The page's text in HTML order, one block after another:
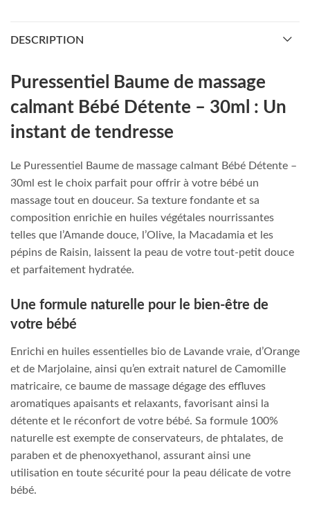
DESCRIPTION
Puressentiel Baume de massage
calmant Bébé Détente – 30ml : Un
instant de tendresse
Le Puressentiel Baume de massage calmant Bébé Détente –
30ml est le choix parfait pour offrir à votre bébé un
massage tout en douceur. Sa texture fondante et sa
composition enrichie en huiles végétales nourrissantes
telles que l’Amande douce, l’Olive, la Macadamia et les
pépins de Raisin, laissent la peau de votre tout-petit douce
et parfaitement hydratée.
Une formule naturelle pour le bien-être de
votre bébé
Enrichi en huiles essentielles bio de Lavande vraie, d’Orange
et de Marjolaine, ainsi qu’en extrait naturel de Camomille
matricaire, ce baume de massage dégage des effluves
aromatiques apaisants et relaxants, favorisant ainsi la
détente et le réconfort de votre bébé. Sa formule 100%
naturelle est exempte de conservateurs, de phtalates, de
paraben et de phenoxyethanol, assurant ainsi une
utilisation en toute sécurité pour la peau délicate de votre
bébé.